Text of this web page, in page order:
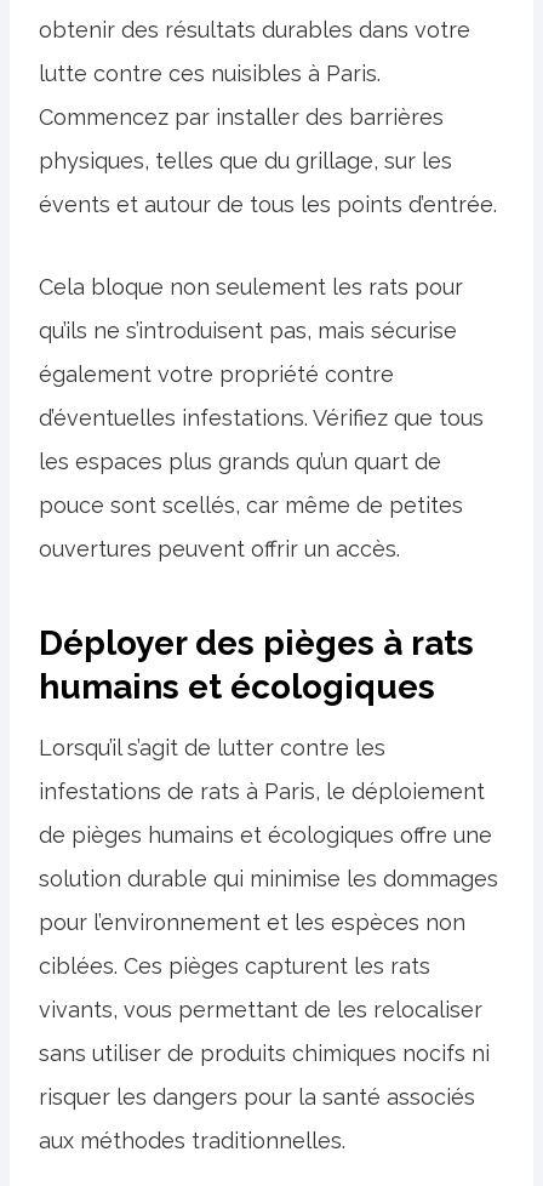
obtenir des résultats durables dans votre
lutte contre ces nuisibles à Paris.
Commencez par installer des barrières
physiques, telles que du grillage, sur les
évents et autour de tous les points d’entrée.
Cela bloque non seulement les rats pour
qu’ils ne s’introduisent pas, mais sécurise
également votre propriété contre
d’éventuelles infestations. Vérifiez que tous
les espaces plus grands qu’un quart de
pouce sont scellés, car même de petites
ouvertures peuvent offrir un accès.
Déployer des pièges à rats
humains et écologiques
Lorsqu’il s’agit de lutter contre les
infestations de rats à Paris, le déploiement
de pièges humains et écologiques offre une
solution durable qui minimise les dommages
pour l’environnement et les espèces non
ciblées. Ces pièges capturent les rats
vivants, vous permettant de les relocaliser
sans utiliser de produits chimiques nocifs ni
risquer les dangers pour la santé associés
aux méthodes traditionnelles.